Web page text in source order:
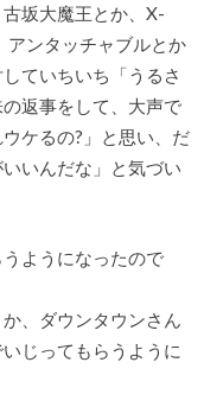
坂大魔王とか、X-
アンタッチャブルとか
ていちいち「うるさ
返事をして、大声で
ケるの?」と思い、だ
いんだな」と気づい
ようになったので
、ダウンタウンさん
じってもらうように